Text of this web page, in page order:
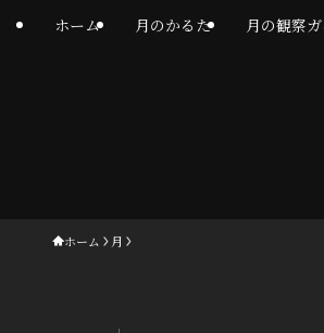
ホーム 月のかるた 月の観察
ホーム 月